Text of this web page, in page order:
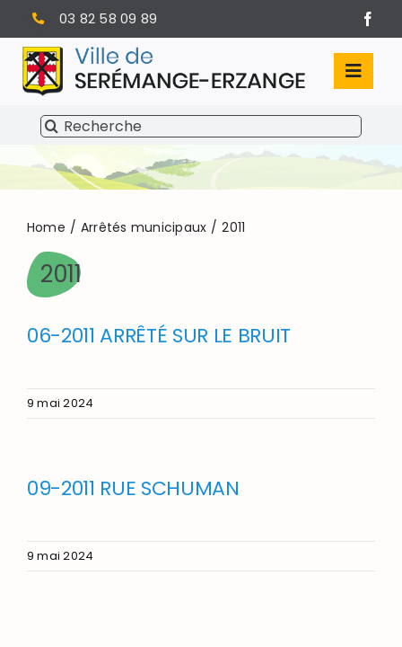
Passer
au
contenu
03 82 58 09 89
SÉRÉMANGE-ERZANGE
VIE MUNICIPALE
VIVRE À SERÉMANGE-ERZANGE
INFOS PRATIQUES
Rechercher:
Home Arrêtés municipaux 2011
2011
06-2011 ARRÊTÉ SUR LE BRUIT
9 mai 2024
09-2011 RUE SCHUMAN
9 mai 2024